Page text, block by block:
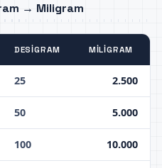
→ Miligram
DESIGRAM MILIGRAM
25 2.500
50 5.000
100 10.000